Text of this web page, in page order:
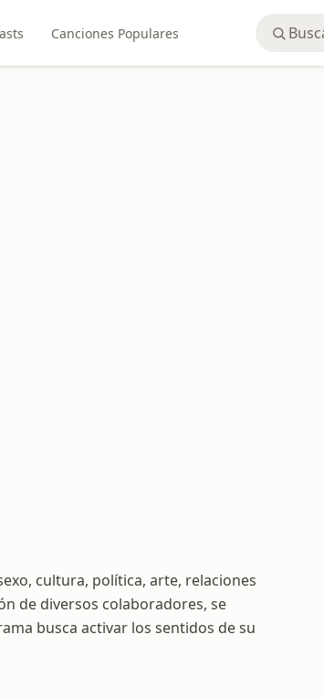
Canciones Populares
cultura, política, arte, relaciones
de diversos colaboradores, se
busca activar los sentidos de su